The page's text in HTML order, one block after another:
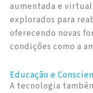
aumentada e
explorados para
oferecendo novas
condições como a
Educação e
A tecnologia